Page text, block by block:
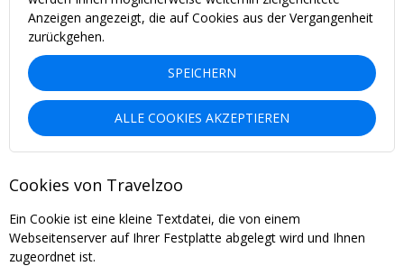
Anzeigen angezeigt, die auf Cookies aus der Vergangenheit
zurückgehen.
SPEICHERN
ALLE COOKIES AKZEPTIEREN
Cookies von Travelzoo
Ein Cookie ist eine kleine Textdatei, die von einem
Webseitenserver auf Ihrer Festplatte abgelegt wird und Ihnen
zugeordnet ist.